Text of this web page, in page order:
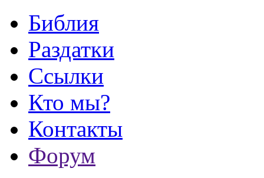
Библия
Раздатки
Ссылки
Кто мы?
Контакты
Форум